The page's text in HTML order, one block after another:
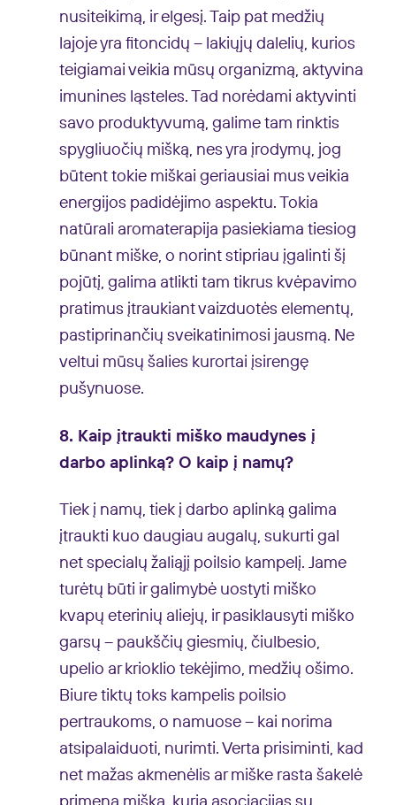
nusiteikimą, ir elgesį. Taip pat medžių
lajoje yra fitoncidų – lakiųjų dalelių, kurios
teigiamai veikia mūsų organizmą, aktyvina
imunines ląsteles. Tad norėdami aktyvinti
savo produktyvumą, galime tam rinktis
spygliuočių mišką, nes yra įrodymų, jog
būtent tokie miškai geriausiai mus veikia
energijos padidėjimo aspektu. Tokia
natūrali aromaterapija pasiekiama tiesiog
būnant miške, o norint stipriau įgalinti šį
pojūtį, galima atlikti tam tikrus kvėpavimo
pratimus įtraukiant vaizduotės elementų,
pastiprinančių sveikatinimosi jausmą. Ne
veltui mūsų šalies kurortai įsirengę
pušynuose.
8. Kaip įtraukti miško maudynes į
darbo aplinką? O kaip į namų?
Tiek į namų, tiek į darbo aplinką galima
įtraukti kuo daugiau augalų, sukurti gal
net specialų žaliąjį poilsio kampelį. Jame
turėtų būti ir galimybė uostyti miško
kvapų eterinių aliejų, ir pasiklausyti miško
garsų – paukščių giesmių, čiulbesio,
upelio ar krioklio tekėjimo, medžių ošimo.
Biure tiktų toks kampelis poilsio
pertraukoms, o namuose – kai norima
atsipalaiduoti, nurimti. Verta prisiminti, kad
net mažas akmenėlis ar miške rasta šakelė